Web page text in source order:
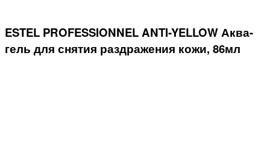
ESTEL PROFESSIONNEL ANTI-YELLOW Аква-
гель для снятия раздражения кожи, 86мл